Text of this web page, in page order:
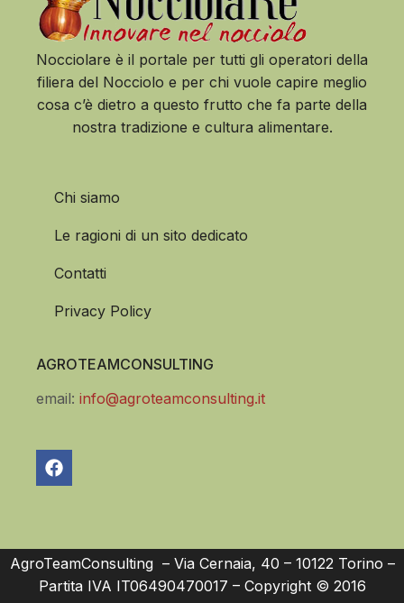
Nocciolare è il portale per tutti gli operatori della
filiera del Nocciolo e per chi vuole capire meglio
cosa c’è dietro a questo frutto che fa parte della
nostra tradizione e cultura alimentare.
Chi siamo
Le ragioni di un sito dedicato
Contatti
Privacy Policy
AGROTEAMCONSULTING
email: info@agroteamconsulting.it
AgroTeamConsulting – Via Cernaia, 40 – 10122 Torino –
Partita IVA IT06490470017 – Copyright © 2016